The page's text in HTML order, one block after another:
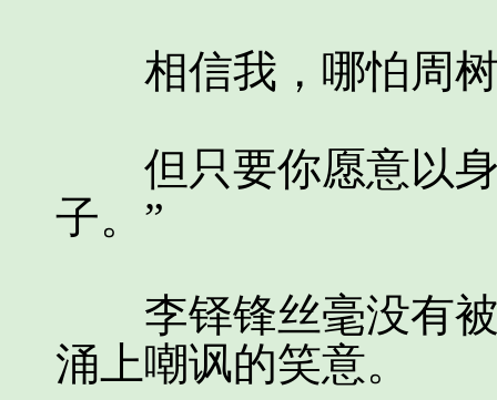
相信我，哪怕周树
但只要你愿意以身
子。”
李铎锋丝毫没有被
涌上嘲讽的笑意。